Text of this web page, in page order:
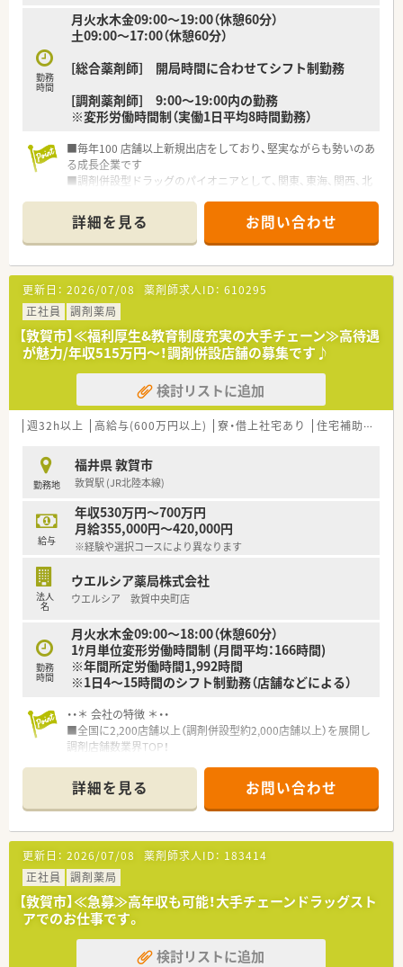
勤務
時間
月火水木金09:00～19:00（休憩60分）
土09:00～17:00（休憩60分）
[総合薬剤師] 開局時間に合わせてシフト制勤務
[調剤薬剤師] 9:00～19:00内の勤務
※変形労働時間制（実働1日平均8時間勤務）
■毎年100 店舗以上新規出店をしており、堅実ながらも勢いのあ
る成長企業です
■調剤併設型ドラッグのパイオニアとして、関東、東海、関西、北
■研修制度は様々なプランがあり、集合研修だけでなく任意で受
講可能な研修も幅広く用意されています
■店舗で活躍する従業員、社外で活躍する従業員、将来経営幹部
となる従業員など、薬剤師として様々な活躍ができるフィールド
を用意されています
■総合薬剤師・調剤薬剤師（土日休み・19時までの勤務）どちらか
の働き方を選択できます
■調剤併設型だけでなく「医療モール・クリニック併設店舗」「敷
地内薬局」「訪問調剤特化型店舗」など様々な店舗を運営してい
ます
■在宅医療にも積極的取り組んでおり「訪問調剤特化型店舗」を
50店舗以上、無菌調剤室は業界最多の51店舗設置しています
■「プラチナくるみん認定企業」「健康経営優良法人2023（大規模
法人部門）認定」等を取得し一人ひとりが働きやすい環境が整備
■充実した研修制度、人事制度、評価制度、キャリア支援制度等
があるのも特徴です
詳細を見る お問い合わせ
更新日： 2026/07/08 薬剤師求人ID： 610295
正社員
調剤薬局
【敦賀市】≪福利厚生&教育制度充実の大手チェーン≫高待遇
が魅力/年収515万円～！調剤併設店舗の募集です♪
検討リストに追加
週32h以上 高給与(600万円以上) 寮・借上社宅あり 住宅補助(手当)あり
勤務地
福井県 敦賀市
敦賀駅 (JR北陸本線)
給与
年収530万円～700万円
月給355,000円～420,000円
※経験や選択コースにより異なります
法人
名
ウエルシア薬局株式会社
ウエルシア 敦賀中央町店
勤務
時間
月火水木金09:00～18:00（休憩60分）
1ｹ月単位変形労働時間制 (月間平均：166時間)
※年間所定労働時間1,992時間
※1日4～15時間のシフト制勤務（店舗などによる）
・・＊ 会社の特徴 ＊・・
■全国に2,200店舗以上（調剤併設型約2,000店舗以上）を展開し
調剤店舗数業界TOP！
頑張り次第で高給与も可能！
■経験や勤務コースによりますが、経験の少ない方でも500万前
半スタートと業界TOP水準！
■職種や職域に合わせ、豊富な社内研修や外部組織と連携した研
修を用意されています
■薬剤師が中心の会社だからこそ活躍できるキャリアパスが多
種多様に用意されています。
■店舗拡大に伴い、エリアマネジャーや営業部長等のマネジメン
トのポジションも増えます。
■在宅や教育等の専門性を活かせるスペシャリストを目指すこ
とも可能です。
■その他にも、管理部門や商品部門等の本社スタッフなど活動領
詳細を見る お問い合わせ
更新日： 2026/07/08 薬剤師求人ID： 183414
正社員
調剤薬局
【敦賀市】≪急募≫高年収も可能！大手チェーンドラッグスト
アでのお仕事です。
検討リストに追加